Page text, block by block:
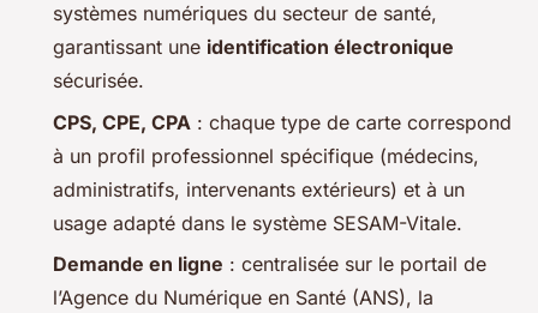
Victor•08/06/2026 16:50•7 min de lecture
systèmes numériques du secteur de santé,
garantissant une identification électronique
sécurisée.
CPS, CPE, CPA : chaque type de carte correspond
à un profil professionnel spécifique (médecins,
administratifs, intervenants extérieurs) et à un
usage adapté dans le système SESAM-Vitale.
Demande en ligne : centralisée sur le portail de
l’Agence du Numérique en Santé (ANS), la